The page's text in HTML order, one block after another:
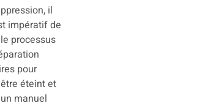
il
impératif de
processus
pour
éteint et
manuel